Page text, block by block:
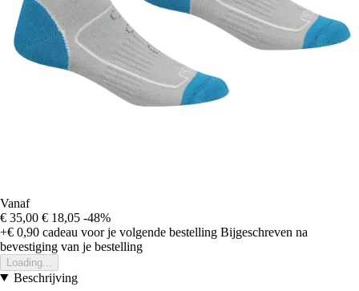
Vanaf
€ 35,00 € 18,05 -48%
+€ 0,90 cadeau voor je volgende bestelling Bijgeschreven na
bevestiging van je bestelling
Loading...
Beschrijving